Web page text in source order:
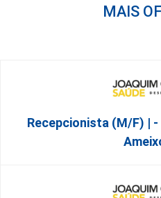
MAIS
Recepcionista (M/F) |